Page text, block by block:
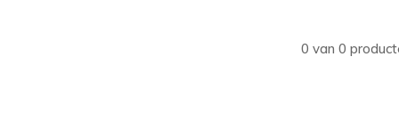
0 van 0